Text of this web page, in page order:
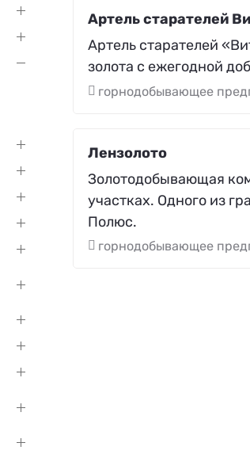
Артель старателей
Артель старателей
золота с ежегодной
горнодобывающее
Лензолото
Золотодобывающая
участках. Одного из
Полюс.
горнодобывающее